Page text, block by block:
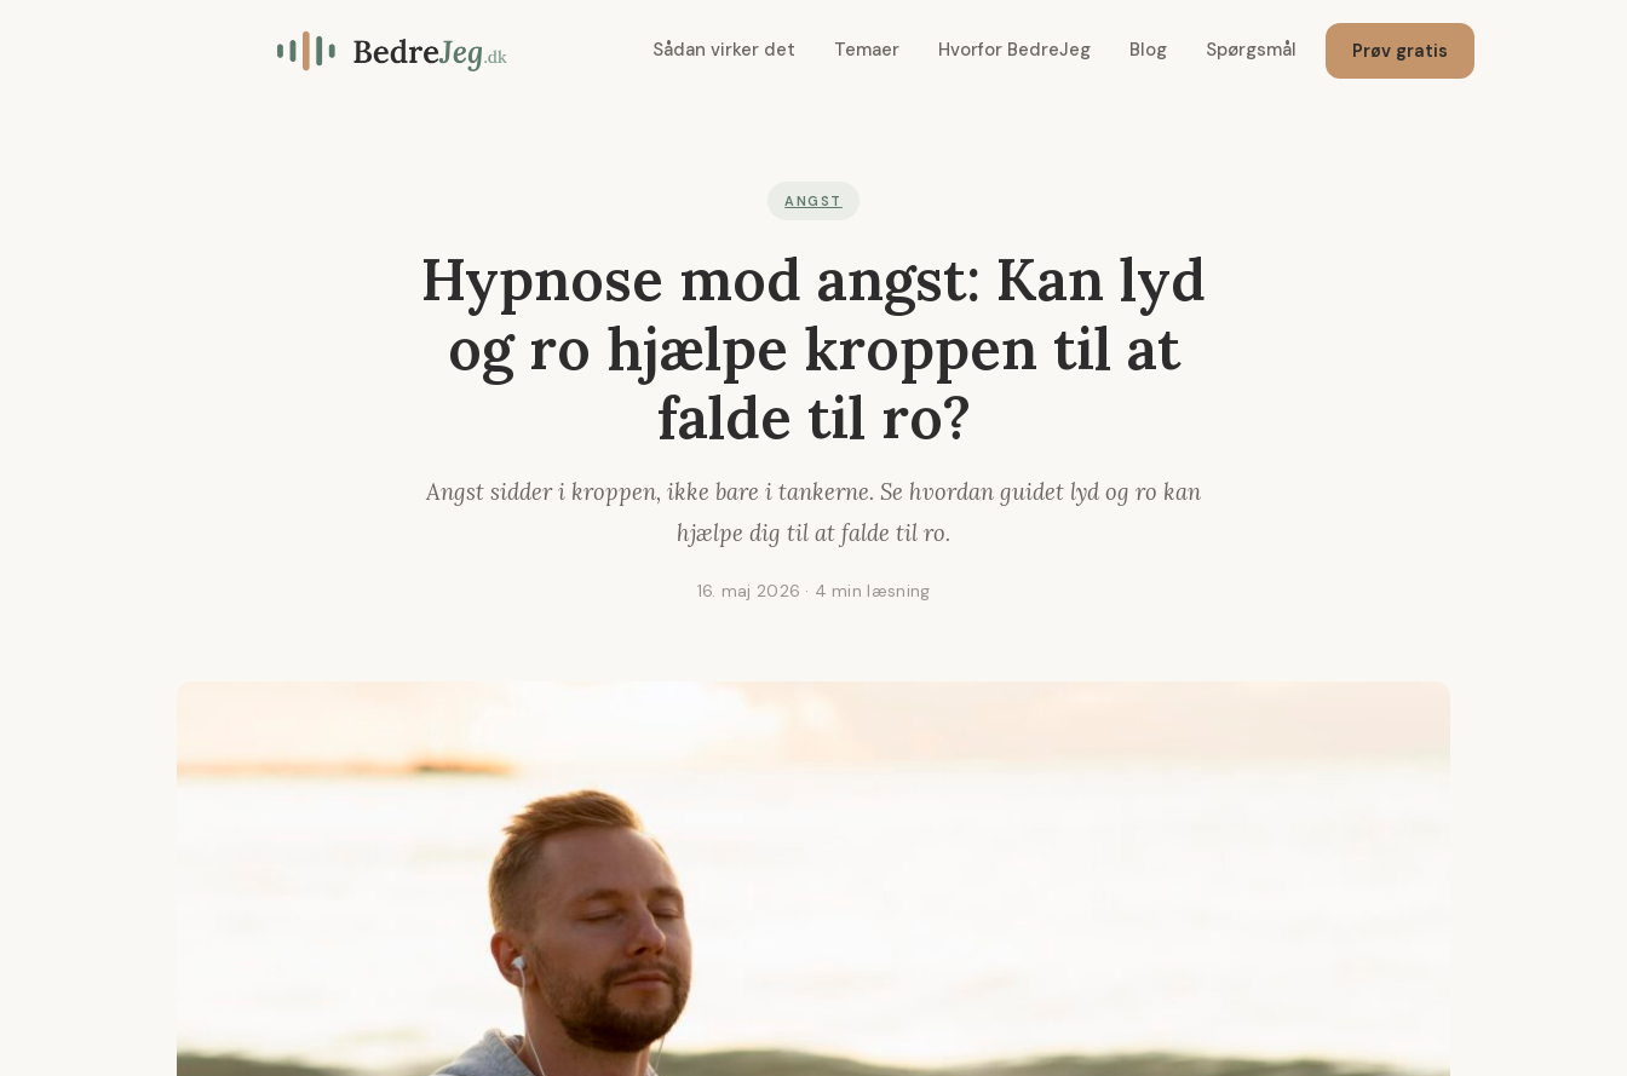
Sådan virker det Temaer Hvorfor BedreJeg Blog Spørgsmål Prøv gratis
ANGST
Hypnose mod angst: Kan lyd
og ro hjælpe kroppen til at
falde til ro?
Angst sidder i kroppen, ikke bare i tankerne. Se hvordan guidet lyd og ro kan
hjælpe dig til at falde til ro.
16. maj 2026 · 4 min læsning